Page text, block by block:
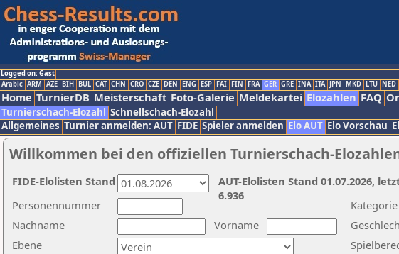
Logged on: Gast
Arabic ARM AZE BIH BUL CAT CHN CRO CZE DEN ENG ESP FAI FIN FRA GER GRE INA ITA JPN MKD LTU NED
Home TurnierDB Meisterschaft Foto-Galerie Meldekartei Elozahlen FAQ
Turnierschach-Elozahl Schnellschach-Elozahl
Allgemeines Turnier anmelden: AUT FIDE Spieler anmelden Elo AUT Elo Vorschau
Willkommen bei den offiziellen Turnierschach-
Nachname
Vorname
Ebene
Kategorie
Personennummer
AUT-Elolisten Stand 01.07.2026,
6.936
FIDE-Elolisten Stand